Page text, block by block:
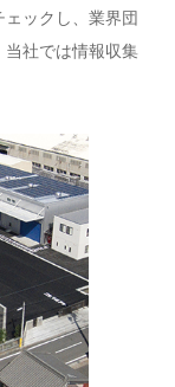
ックし、業界団
社では情報収集